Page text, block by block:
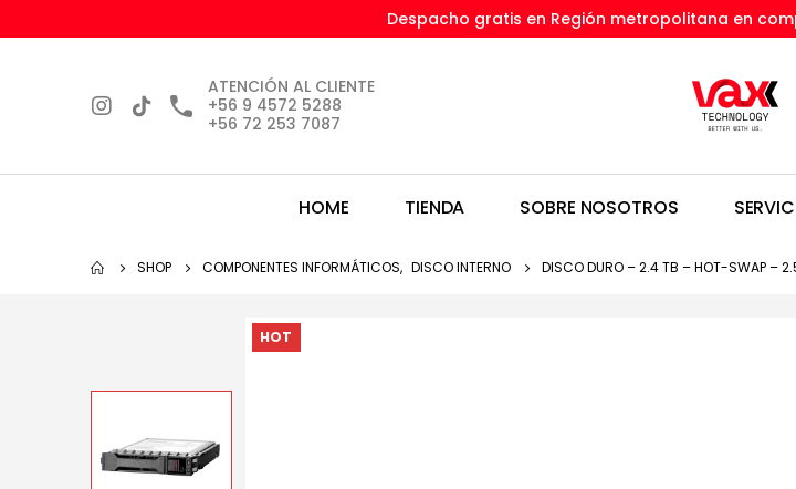
Despacho gratis en Región metropolitana en
ATENCIÓN AL CLIENTE
+56 9 4572 5288
+56 72 253 7087
HOME TIENDA SOBRE NOSOTROS
SHOP COMPONENTES INFORMÁTICOS, DISCO INTERNO DISCO DURO – 2.4 TB – HOT-SWAP –
HOT